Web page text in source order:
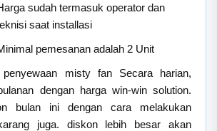
sudah termasuk operator dan
saat installasi
pemesanan adalah 2 Unit
misty fan Secara harian,
dengan harga win-win solution.
bulan ini dengan cara melakukan
juga. diskon lebih besar akan